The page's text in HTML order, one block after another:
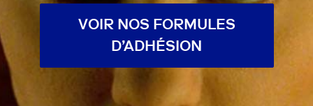
VOIR NOS FORMULES
D’ADHÉSION